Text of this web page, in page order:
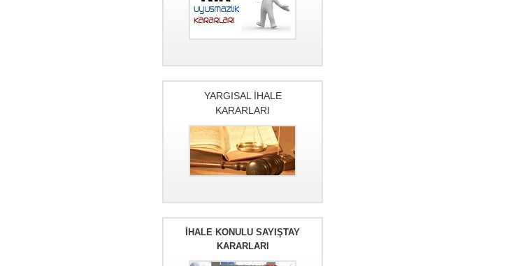
YARGISAL İHALE
KARARLARI
İHALE KONULU SAYIŞTAY
KARARLARI